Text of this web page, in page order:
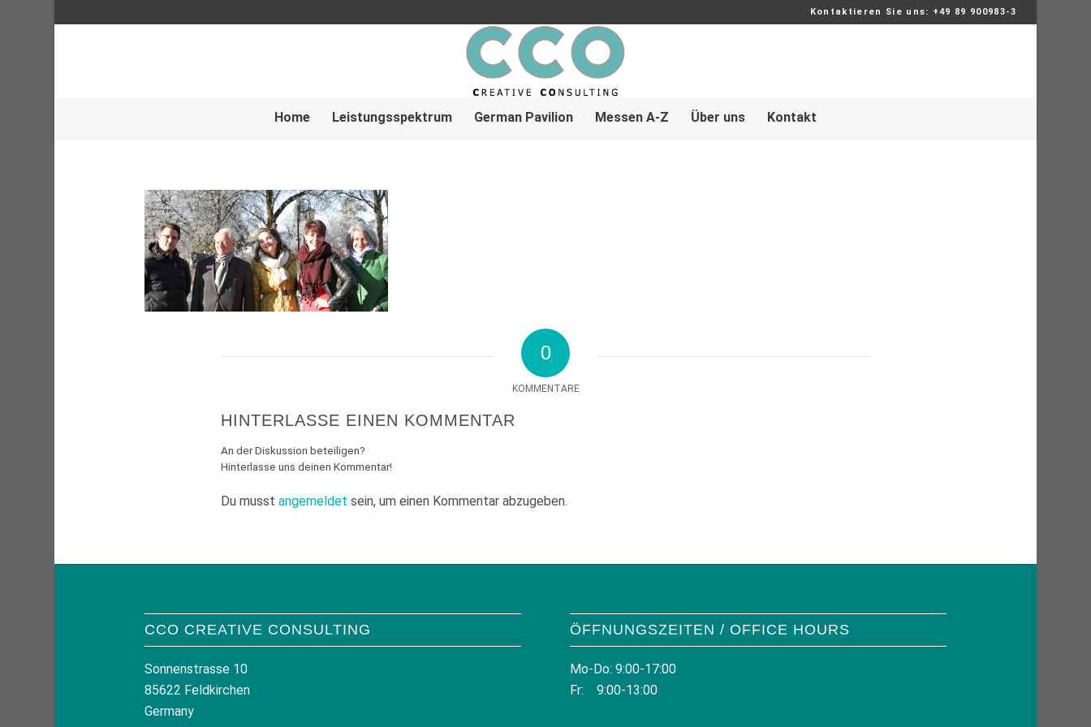
Kontaktieren Sie uns: +49 89 900983-3
Home Leistungsspektrum German Pavilion Messen A-Z Über uns Kontakt
0
KOMMENTARE
HINTERLASSE EINEN KOMMENTAR
An der Diskussion beteiligen?
Hinterlasse uns deinen Kommentar!
Du musst angemeldet sein, um einen Kommentar abzugeben.
CCO CREATIVE CONSULTING
Sonnenstrasse 10
85622 Feldkirchen
Germany
ÖFFNUNGSZEITEN / OFFICE HOURS
Mo-Do: 9:00-17:00
Fr: 9:00-13:00